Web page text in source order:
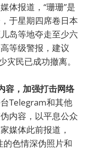
体报道，“珊珊”是
于星期四席卷日本
岛等地夺走至少六
等级警报，建议
民已成功撤离。
容，加强打击网络
Telegram和其他
内容，以平息公众
媒体此前报道，
色情深伪照片和